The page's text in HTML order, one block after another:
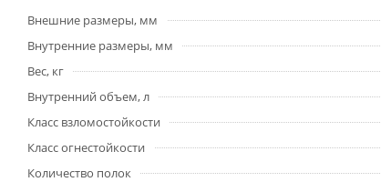
Внешние размеры, мм
Внутренние размеры, мм
Вес, кг
Внутренний объем, л
Класс взломостойкости
Класс огнестойкости
Количество полок